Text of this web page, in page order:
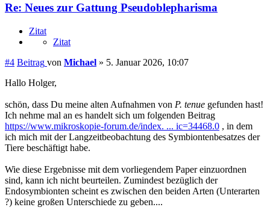
Re: Neues zur Gattung Pseudoblepharisma
Zitat
Zitat
#4 Beitrag von Michael » 5. Januar 2026, 10:07
Hallo Holger,
schön, dass Du meine alten Aufnahmen von P. tenue gefunden hast!
Ich nehme mal an es handelt sich um folgenden Beitrag
https://www.mikroskopie-forum.de/index. ... ic=34468.0 , in dem
ich mich mit der Langzeitbeobachtung des Symbiontenbesatzes der
Tiere beschäftigt habe.
Wie diese Ergebnisse mit dem vorliegendem Paper einzuordnen
sind, kann ich nicht beurteilen. Zumindest bezüglich der
Endosymbionten scheint es zwischen den beiden Arten (Unterarten
?) keine großen Unterschiede zu geben....